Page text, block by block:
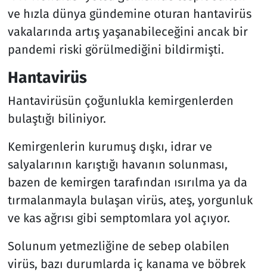
ve hızla dünya gündemine oturan hantavirüs
vakalarında artış yaşanabileceğini ancak bir
pandemi riski görülmediğini bildirmişti.
Hantavirüs
Hantavirüsün çoğunlukla kemirgenlerden
bulaştığı biliniyor.
Kemirgenlerin kurumuş dışkı, idrar ve
salyalarının karıştığı havanın solunması,
bazen de kemirgen tarafından ısırılma ya da
tırmalanmayla bulaşan virüs, ateş, yorgunluk
ve kas ağrısı gibi semptomlara yol açıyor.
Solunum yetmezliğine de sebep olabilen
virüs, bazı durumlarda iç kanama ve böbrek